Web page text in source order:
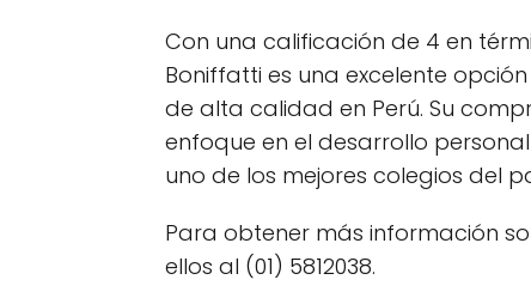
Con una calificación de 4 en
Boniffatti es una excelente
de alta calidad en Perú. Su
enfoque en el desarrollo
uno de los mejores colegios del
Para obtener más información
ellos al (01) 5812038.